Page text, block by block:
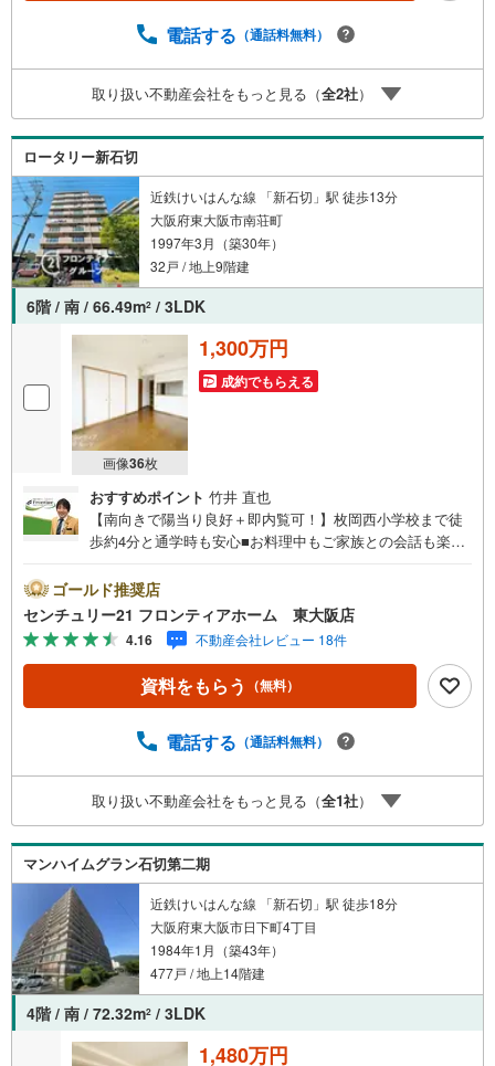
をサポート！2.買い替えなどにも対応できる売却専門チー
利になるように審査が可能4.物件のお引渡し後に必要にな
ったお家のリフォームも弊社のリフォームプランナーがご
提案弊社は専門家同士が連携をとっているため、より多く
の知見がございます。お気軽にお問合せください！
電話する （通話料無料）
取り扱い不動産会社をもっと見る（全2社）
ロータリー新石切
近鉄けいはんな線 「新石切」駅 徒歩13分
大阪府東大阪市南荘町
1997年3月（築30年）
32戸 / 地上9階建
6階 / 南 / 66.49m2 / 3LDK
画像36枚
1,300万円
成約でもらえる
おすすめポイント 竹井 直也
【南向きで陽当り良好＋即内覧可！】枚岡西小学校まで徒
歩約4分と通学時も安心■お料理中もご家族との会話も楽し
配ボックスを完備■クローゼットや押入、シューズボックス
など充実の収納スペース 特徴・洋室2部屋に加えて落ち着
きのある約6帖の和室がございます・ 6階部分につき眺望も
良好な3LDK住戸 立地・東大阪市立枚岡西小学校まで徒歩
約4分・東大阪市立枚岡中学校まで徒歩約8分 弊社が選ばれ
る理由 1.お金の扱い方のプロ、ファイナンシャルプランナ
却専門チームあり！3.たくさんの銀行と繋がりがあるた
し後に必要になったお家のリフォームも弊社のリフォーム
プランナーがご提案！5.定期的にご連絡を繋ぎ、有事の際
に迅速にサポートいたします弊社は専門家同士が連携をと
っているため、より多くの知見がございますお気軽にお問
合せください！
ゴールド推奨店
センチュリー21 フロンティアホーム 東大阪店
4.16 不動産会社レビュー 18件
資料をもらう （無料）
電話する （通話料無料）
取り扱い不動産会社をもっと見る（全1社）
マンハイムグラン石切第二期
近鉄けいはんな線 「新石切」駅 徒歩18分
大阪府東大阪市日下町4丁目
1984年1月（築43年）
477戸 / 地上14階建
4階 / 南 / 72.32m2 / 3LDK
1,480万円